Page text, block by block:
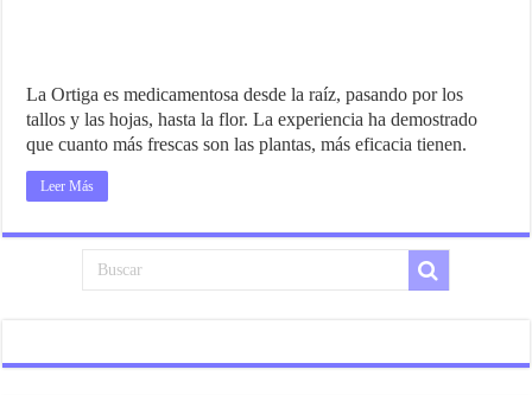
La Ortiga es medicamentosa desde la raíz, pasando por los
tallos y las hojas, hasta la flor. La experiencia ha demostrado
que cuanto más frescas son las plantas, más eficacia tienen.
Leer Más